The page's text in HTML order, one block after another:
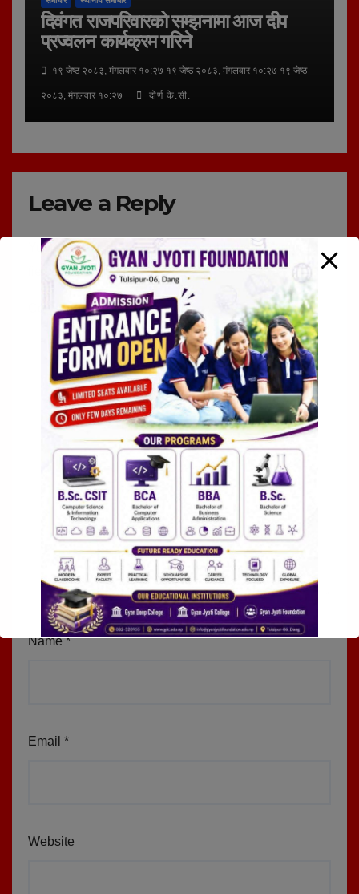
दिवंगत राजपरिवारको सम्झनामा आज दीप
प्रज्वलन कार्यक्रम गरिने
१९ जेष्ठ २०८३, मंगलवार १०:२७ १९ जेष्ठ २०८३, मंगलवार १०:२७ १९ जेष्ठ
२०८३, मंगलवार १०:२७ दोर्ण के.सी.
Leave a Reply
Your email address will not be published. Required
fields are marked*
Comment*
Name*
Email *
Website